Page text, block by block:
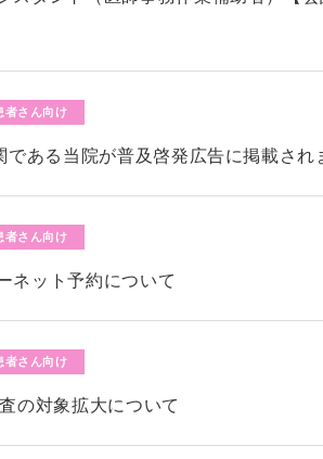
者さん向け
である当院が普及啓発広告に掲載され
者さん向け
ネット予約について
者さん向け
の対象拡大について